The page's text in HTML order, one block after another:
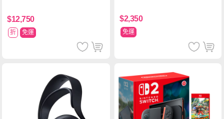
$12,750
折 免運
$2,350
免運